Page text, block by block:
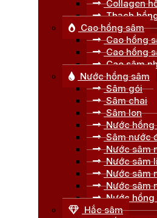
Collagen
Thạch
Cao hồng sâm
Cao hồng
Cao hồng
Cao sâm
Nước hồng sâm
Sâm gói
Sâm chai
Sâm lon
Nước hồng
Sâm nước
Nước sâm
Nước sâm
Nước sâm
Nước sâm
Nước hồng
Hắc sâm